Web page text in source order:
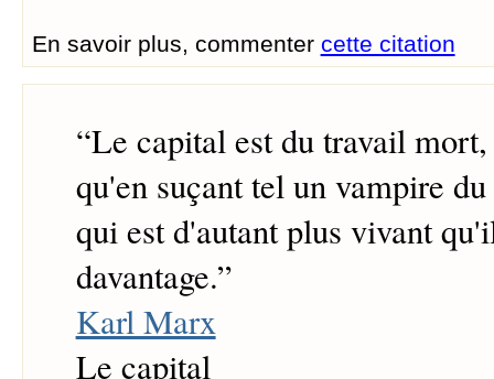
En savoir plus, commenter cette citation
“Le capital est du travail
qu'en suçant tel un vampire
qui est d'autant plus vivant
davantage.”
Karl Marx
Le capital